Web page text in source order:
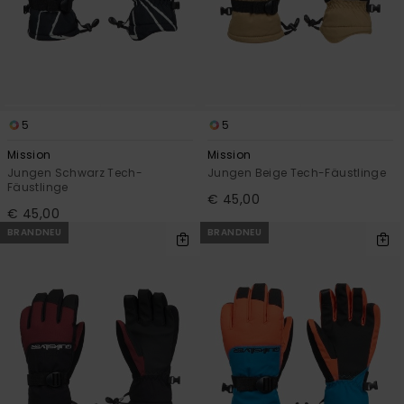
Kontaktformular.
5
Mission
Jungen Schwarz Tech-
Fäustlinge
€ 45,00
5
Mission
Jungen Beige Tech-Fäustlinge
€ 45,00
BRANDNEU BRANDNEU